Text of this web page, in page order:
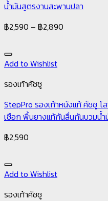
น้ำมันสูตรงานสะพานปลา
฿2,590 – ฿2,890
Add to Wishlist
รองเท้าคัชชู
StepPro รองเท้าหนังแท้ คัชชู
เชือก พื้นยางแท้กันลื่นกันบวมน้ำ
฿2,590
Add to Wishlist
รองเท้าคัชชู